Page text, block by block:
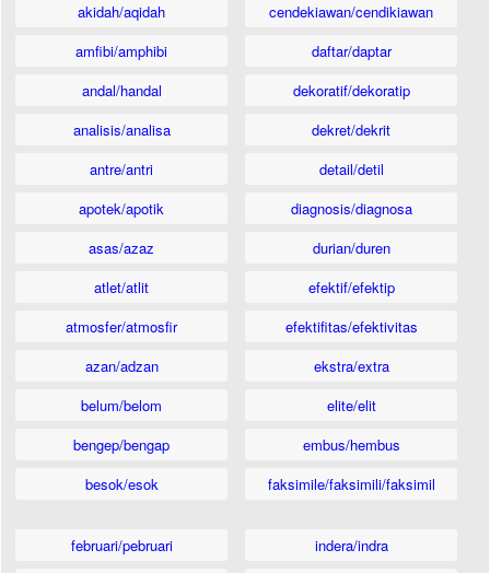
akidah/aqidah
amfibi/amphibi
andal/handal
analisis/analisa
antre/antri
apotek/apotik
asas/azaz
atlet/atlit
atmosfer/atmosfir
azan/adzan
belum/belom
bengep/bengap
besok/esok
cendekiawan/cendikiawan
daftar/daptar
dekoratif/dekoratip
dekret/dekrit
detail/detil
diagnosis/diagnosa
durian/duren
efektif/efektip
efektifitas/efektivitas
ekstra/extra
elite/elit
embus/hembus
faksimile/faksimili/faksimil
februari/pebruari
indera/indra